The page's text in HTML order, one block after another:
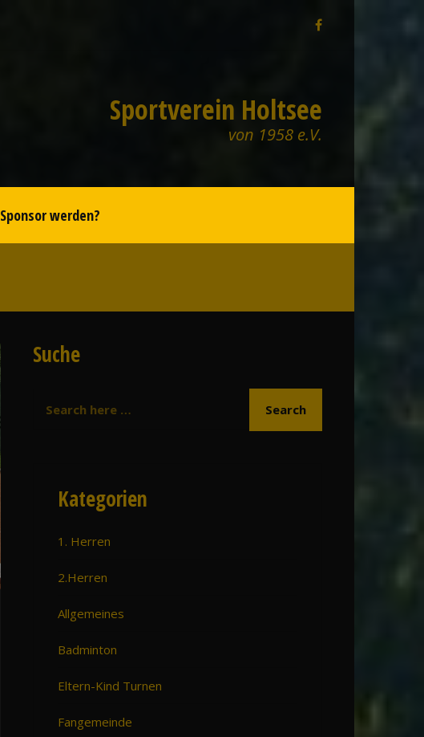
Sportverein Holtsee
von 1958 e.V.
Sponsor werden?
Suche
Kategorien
1. Herren
2.Herren
Allgemeines
Badminton
Eltern-Kind Turnen
Fangemeinde